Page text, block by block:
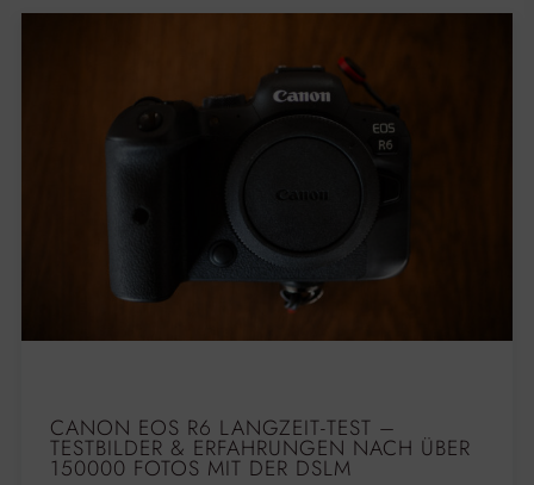
CANON EOS R6 LANGZEIT-TEST –
TESTBILDER & ERFAHRUNGEN NACH ÜBER
150000 FOTOS MIT DER DSLM